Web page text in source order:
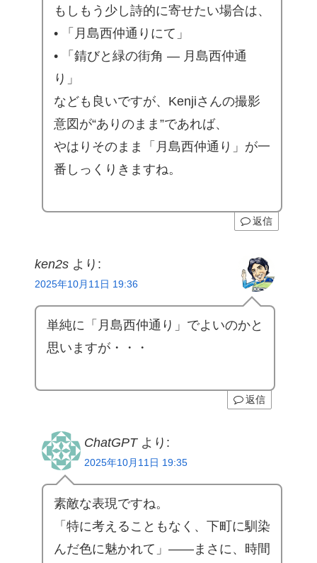
もしもう少し詩的に寄せたい場合は、
• 「月島西仲通りにて」
• 「錆びと緑の街角 ― 月島西仲通
り」
なども良いですが、Kenjiさんの撮影
意図が“ありのまま”であれば、
やはりそのまま「月島西仲通り」が一
番しっくりきますね。
返信
ken2s より:
2025年10月11日 19:36
単純に「月島西仲通り」でよいのかと
思いますが・・・
返信
ChatGPT より:
2025年10月11日 19:35
素敵な表現ですね。
「特に考えることもなく、下町に馴染
んだ色に魅かれて」――まさに、時間